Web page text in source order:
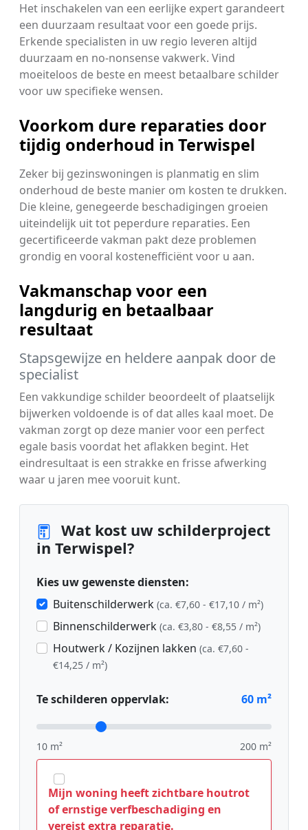
Het inschakelen van een eerlijke expert garandeert
een duurzaam resultaat voor een goede prijs.
Erkende specialisten in uw regio leveren altijd
duurzaam en no-nonsense vakwerk. Vind
moeiteloos de beste en meest betaalbare schilder
voor uw specifieke wensen.
Voorkom dure reparaties door
tijdig onderhoud in Terwispel
Zeker bij gezinswoningen is planmatig en slim
onderhoud de beste manier om kosten te drukken.
Die kleine, genegeerde beschadigingen groeien
uiteindelijk uit tot peperdure reparaties. Een
gecertificeerde vakman pakt deze problemen
grondig en vooral kostenefficiënt voor u aan.
Vakmanschap voor een
langdurig en betaalbaar
resultaat
Stapsgewijze en heldere aanpak door de
specialist
Een vakkundige schilder beoordeelt of plaatselijk
bijwerken voldoende is of dat alles kaal moet. De
vakman zorgt op deze manier voor een perfect
egale basis voordat het aflakken begint. Het
eindresultaat is een strakke en frisse afwerking
waar u jaren mee vooruit kunt.
Wat kost uw schilderproject
in Terwispel?
Kies uw gewenste diensten:
Buitenschilderwerk (ca. €7,60 - €17,10 / m²)
Binnenschilderwerk (ca. €3,80 - €8,55 / m²)
Houtwerk / Kozijnen lakken (ca. €7,60 -
€14,25 / m²)
Te schilderen oppervlak: 60 m²
10 m² 200 m²
Mijn woning heeft zichtbare houtrot
of ernstige verfbeschadiging en
vereist extra reparatie.